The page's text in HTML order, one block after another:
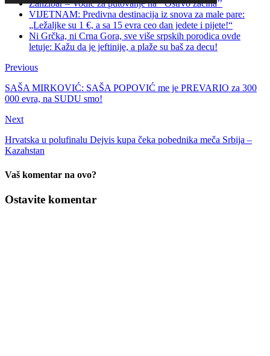
Zanzibar – Vodič za putovanje na ’’Ostrvo začina’’
VIJETNAM: Predivna destinacija iz snova za male pare:
„Ležaljke su 1 €, a sa 15 evra ceo dan jedete i pijete!“
Ni Grčka, ni Crna Gora, sve više srpskih porodica ovde
letuje: Kažu da je jeftinije, a plaže su baš za decu!
Previous
SAŠA MIRKOVIĆ: SAŠA POPOVIĆ me je PREVARIO za 300
000 evra, na SUDU smo!
Next
Hrvatska u polufinalu Dejvis kupa čeka pobednika meča Srbija –
Kazahstan
Vaš komentar na ovo?
Ostavite komentar